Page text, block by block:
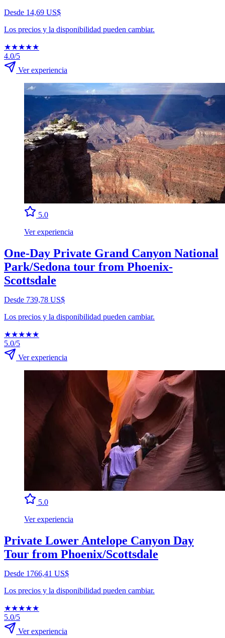
Desde 14,69 US$
Los precios y la disponibilidad pueden cambiar.
★★★★★
4.0/5
Ver experiencia
5.0
Ver experiencia
One-Day Private Grand Canyon National
Park/Sedona tour from Phoenix-
Scottsdale
Desde 739,78 US$
Los precios y la disponibilidad pueden cambiar.
★★★★★
5.0/5
Ver experiencia
5.0
Ver experiencia
Private Lower Antelope Canyon Day
Tour from Phoenix/Scottsdale
Desde 1766,41 US$
Los precios y la disponibilidad pueden cambiar.
★★★★★
5.0/5
Ver experiencia